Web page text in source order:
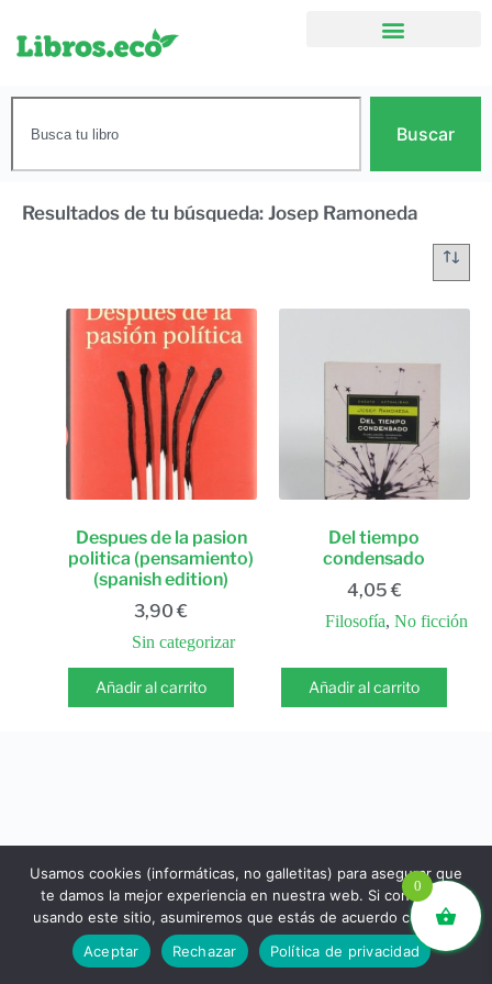
Buscar
Resultados de tu búsqueda: Josep Ramoneda
Despues de la pasion
politica (pensamiento)
(spanish edition)
3,90€
Sin categorizar
Añadir al carrito
Del tiempo
condensado
4,05 €
Filosofía, No ficción
Añadir al carrito
libros.eco © - Desde Barcelona para el mundo 💚 |
Devoluciones y reembolsos|Política de Privacidad
0
Usamos cookies (informáticas, no galletitas) para asegurar que
te damos la mejor experiencia en nuestra web. Si continúas
usando este sitio, asumiremos que estás de acuerdo con ello.
Aceptar
Rechazar Política de privacidad